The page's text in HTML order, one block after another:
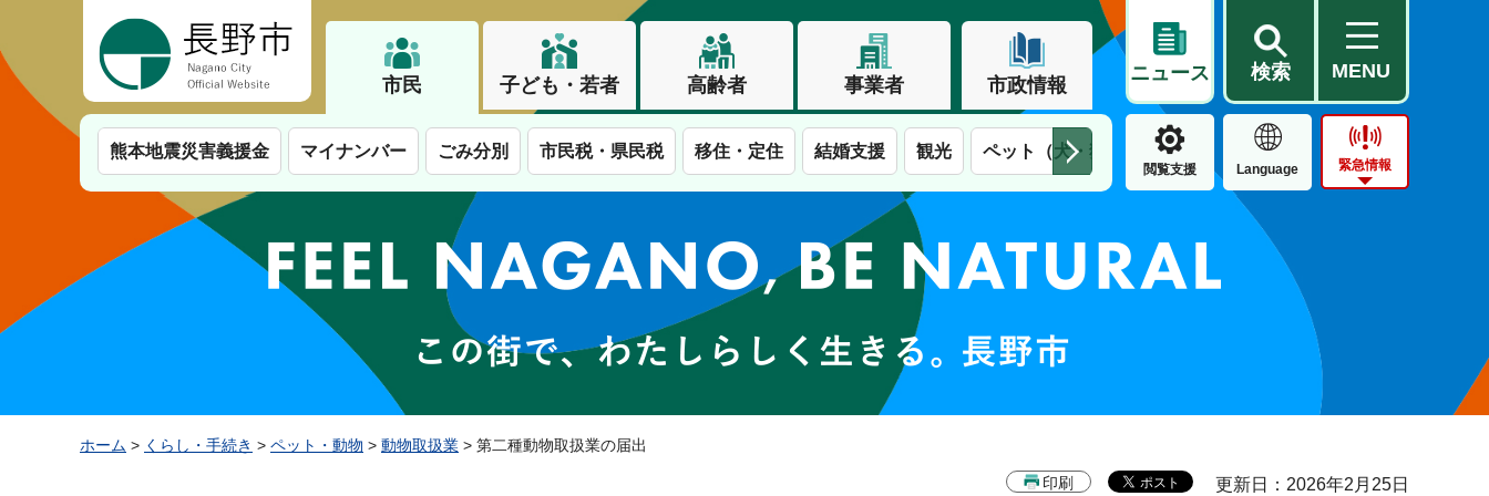
市民 子ども・若者 高齢者 事業者 市政情報
ニュース 検索 MENU
熊本地震災害義援金 マイナンバー ごみ分別 市民税・県民税 移住・定住 結婚支援 観光 ペット（犬・猫） 住民票・戸籍 公営住宅
閲覧支援 Language 緊急情報
この街で、わたしらしく生きる。長野市
ホーム > くらし・手続き > ペット・動物 > 動物取扱業 > 第二種動物取扱業の届出
印刷 更新日：2026年2月25日